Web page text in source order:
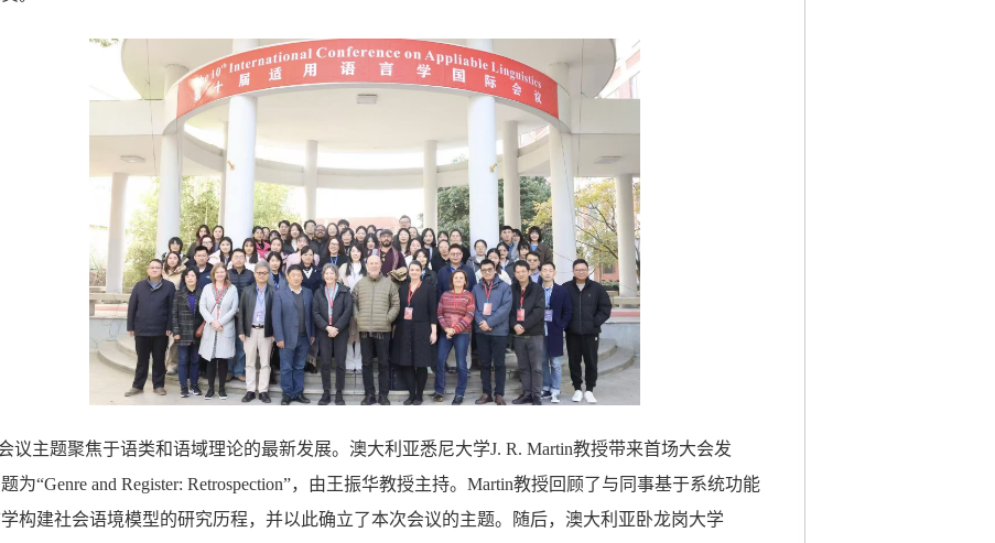
议主题聚焦于语类和语域理论的最新发展。澳大利亚悉尼大学J. R. Martin教授带来首场大会发
为“Genre and Register: Retrospection”，由王振华教授主持。Martin教授回顾了与同事基于系统功能
构建社会语境模型的研究历程，并以此确立了本次会议的主题。随后，澳大利亚卧龙岗大学